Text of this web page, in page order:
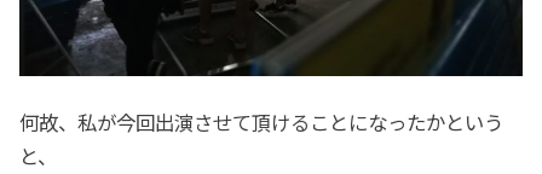
何故、私が今回出演させて頂けることになったかという
と、